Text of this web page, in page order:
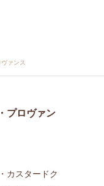
ァンス
プロヴァン
カスタードク